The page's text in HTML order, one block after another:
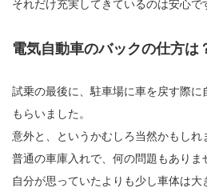
それだけ充実してきているのは安心で
電気自動車のバックの仕方は
試乗の最後に、駐車場に車を戻す際に
もらいました。
意外と、というかむしろ当然かもしれ
普通の車庫入れで、何の問題もありま
自分が思っていたよりも少し車体は